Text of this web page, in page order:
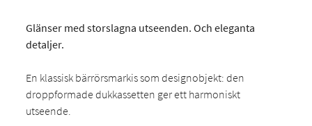
Glänser med storslagna utseenden. Och eleganta
detaljer.
En klassisk bärrörsmarkis som designobjekt: den
droppformade dukkassetten ger ett harmoniskt
utseende.